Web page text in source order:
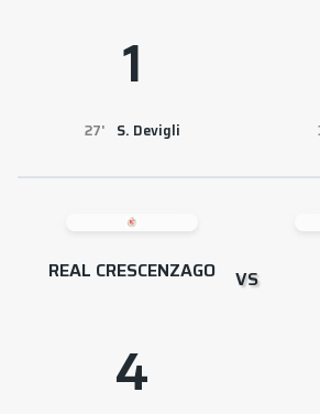
1
27 S. Devigli
REAL CRESCENZAGO
4
VS